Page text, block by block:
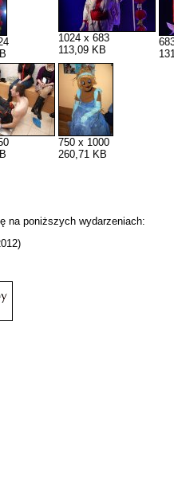
1024 x 683
113,09 KB
750 x 1000
260,71 KB
na poniższych wydarzeniach: